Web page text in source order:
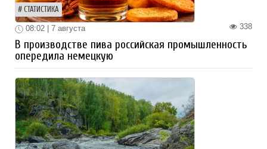
СТАТИСТИКА
338
08:02 | 7 августа
В производстве пива российская промышленность
опередила немецкую